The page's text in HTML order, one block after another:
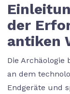
der
antiken
Die Archäologie
an dem
Endgeräte und